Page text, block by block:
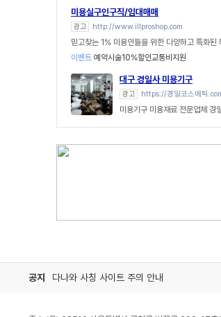
미용실구인구직/임대매매
광고 http://www.illproshop.com
믿고찾는 1% 미용인들을 위한 다양하고 특화된
이벤트 예약시술10%할인교통비지원
대구 경일사 미용기구
광고 https://경일코스메틱
미용기구 미용재료 전문업체
공지 다나와 사칭 사이트 주의 안내